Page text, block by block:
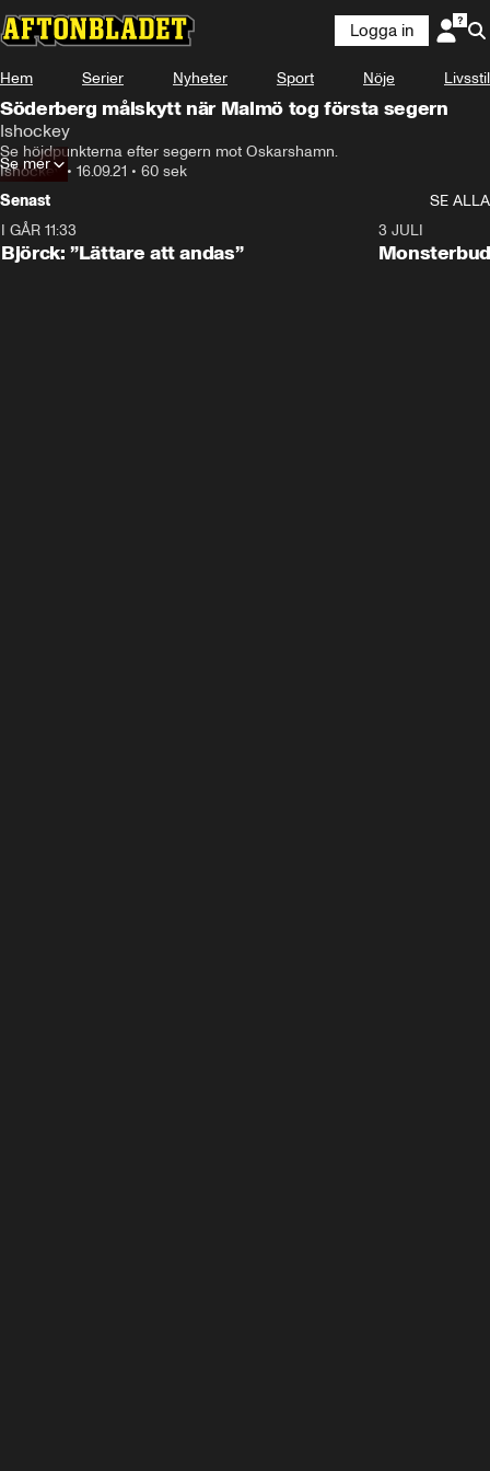
Logga in
Hem Serier Nyheter Sport Nöje Livsstil
Söderberg målskytt när Malmö tog första segern
Ishockey
Se höjdpunkterna efter segern mot Oskarshamn.
Ishockey• 16.09.21 • 60 sek
Se mer
Senast
SE ALLA
I GÅR 11:33
Björck: ”Lättare att andas”
3 JULI